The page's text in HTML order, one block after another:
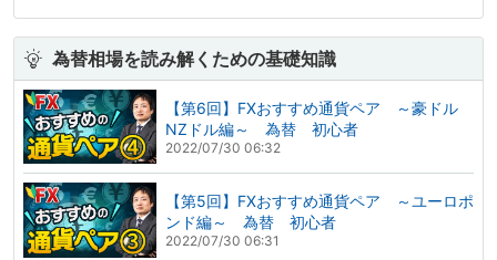
為替相場を読み解くための基礎知識
【第6回】FXおすすめ通貨ペア ～豪ドル
NZドル編～ 為替 初心者
2022/07/30 06:32
【第5回】FXおすすめ通貨ペア ～ユーロポ
ンド編～ 為替 初心者
2022/07/30 06:31